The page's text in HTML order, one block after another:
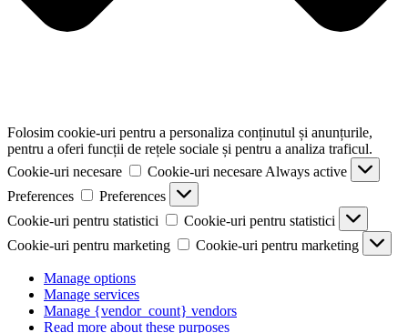
Folosim cookie-uri pentru a personaliza conținutul și anunțurile,
pentru a oferi funcții de rețele sociale și pentru a analiza traficul.
Cookie-uri necesare
Cookie-uri necesare Always active
Preferences
Preferences
Cookie-uri pentru statistici
Cookie-uri pentru statistici
Cookie-uri pentru marketing
Cookie-uri pentru marketing
Manage options
Manage services
Manage {vendor_count} vendors
Read more about these purposes